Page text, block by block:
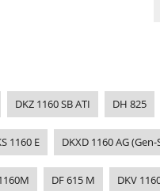
DKZ 1160 SB ATI DH 825
1160 E DKXD 1160 AG
DF 615 M DKV